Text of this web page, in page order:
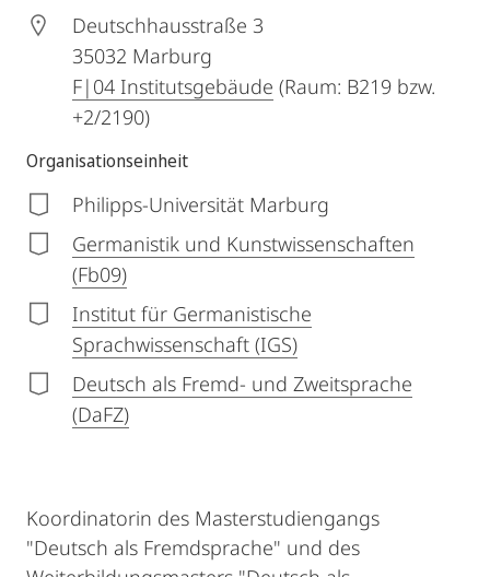
Deutschhausstraße 3
35032 Marburg
F|04 Institutsgebäude (Raum: B219 bzw.
+2/2190)
Organisationseinheit
Philipps-Universität Marburg
Germanistik und Kunstwissenschaften
(Fb09)
Institut für Germanistische
Sprachwissenschaft (IGS)
Deutsch als Fremd- und Zweitsprache
(DaFZ)
Koordinatorin des Masterstudiengangs
"Deutsch als Fremdsprache" und des